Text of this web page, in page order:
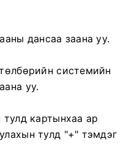
дансаа заана уу.
системийн
уу.
картынхаа ар
тулд "+" тэмдэг